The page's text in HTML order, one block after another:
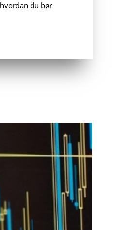
hvordan du bør